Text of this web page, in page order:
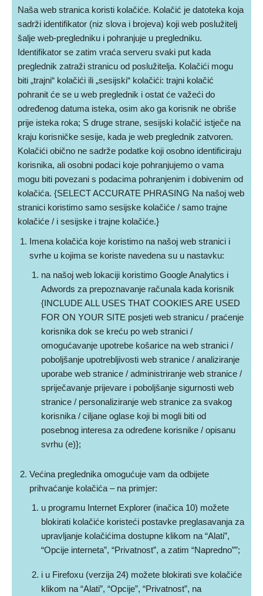
Naša web stranica koristi kolačiće. Kolačić je datoteka koja
sadrži identifikator (niz slova i brojeva) koji web poslužitelj
šalje web-pregledniku i pohranjuje u pregledniku.
Identifikator se zatim vraća serveru svaki put kada
preglednik zatraži stranicu od poslužitelja. Kolačići mogu
biti „trajni“ kolačići ili „sesijski“ kolačići: trajni kolačić
pohranit će se u web preglednik i ostat će važeći do
određenog datuma isteka, osim ako ga korisnik ne obriše
prije isteka roka; S druge strane, sesijski kolačić istječe na
kraju korisničke sesije, kada je web preglednik zatvoren.
Kolačići obično ne sadrže podatke koji osobno identificiraju
korisnika, ali osobni podaci koje pohranjujemo o vama
mogu biti povezani s podacima pohranjenim i dobivenim od
kolačića. {SELECT ACCURATE PHRASING Na našoj web
stranici koristimo samo sesijske kolačiće / samo trajne
kolačiće / i sesijske i trajne kolačiće.}
Imena kolačića koje koristimo na našoj web stranici i
svrhe u kojima se koriste navedena su u nastavku:
na našoj web lokaciji koristimo Google Analytics i
Adwords za prepoznavanje računala kada korisnik
{INCLUDE ALL USES THAT COOKIES ARE USED
FOR ON YOUR SITE posjeti web stranicu / praćenje
korisnika dok se kreću po web stranici /
omogućavanje upotrebe košarice na web stranici /
poboljšanje upotrebljivosti web stranice / analiziranje
uporabe web stranice / administriranje web stranice /
spriječavanje prijevare i poboljšanje sigurnosti web
stranice / personaliziranje web stranice za svakog
korisnika / ciljane oglase koji bi mogli biti od
posebnog interesa za određene korisnike / opisanu
svrhu (e)};
Većina preglednika omogućuje vam da odbijete
prihvaćanje kolačića – na primjer:
u programu Internet Explorer (inačica 10) možete
blokirati kolačiće koristeći postavke preglasavanja za
upravljanje kolačićima dostupne klikom na “Alati”,
“Opcije interneta”, “Privatnost”, a zatim “Napredno””;
i u Firefoxu (verzija 24) možete blokirati sve kolačiće
klikom na “Alati”, “Opcije”, “Privatnost”, na